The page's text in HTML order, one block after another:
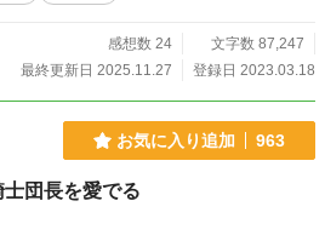
感想数 24
文字数 87,247
最終更新日 2025.11.27
登録日 2023.03.18
お気に入り追加 963
団長を愛でる